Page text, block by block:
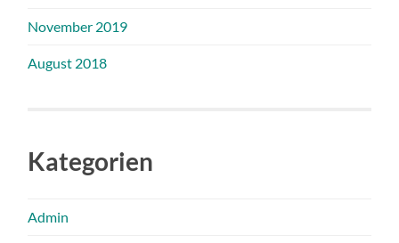
November 2019
August 2018
Kategorien
Admin